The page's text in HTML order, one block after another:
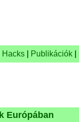
Hacks Publikációk
Európában